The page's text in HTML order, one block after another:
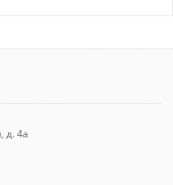
д. 4а